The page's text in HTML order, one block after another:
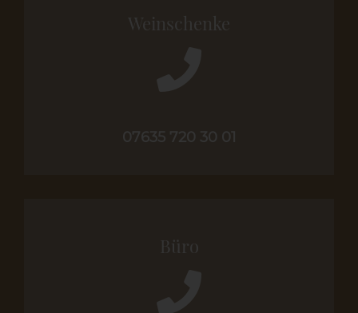
Weinschenke
07635 720 30 01
Büro